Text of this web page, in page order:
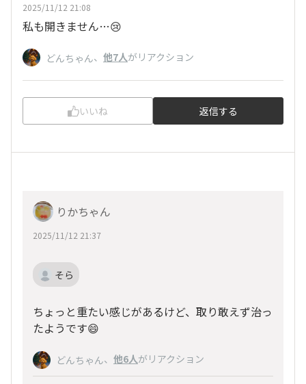
2025/11/12 21:08
私も開きません…😢
どんちゃん、 他7人がリアクション
いいね 返信する
りかちゃん
2025/11/12 21:37
そら
ちょっと重たい感じがあるけど、取り敢えず治っ
たようです😄
どんちゃん、 他6人がリアクション